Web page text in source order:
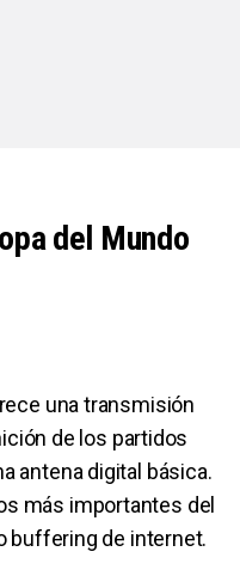
del Mundo
una transmisión
de los partidos
antena digital básica.
más importantes del
buffering de internet.